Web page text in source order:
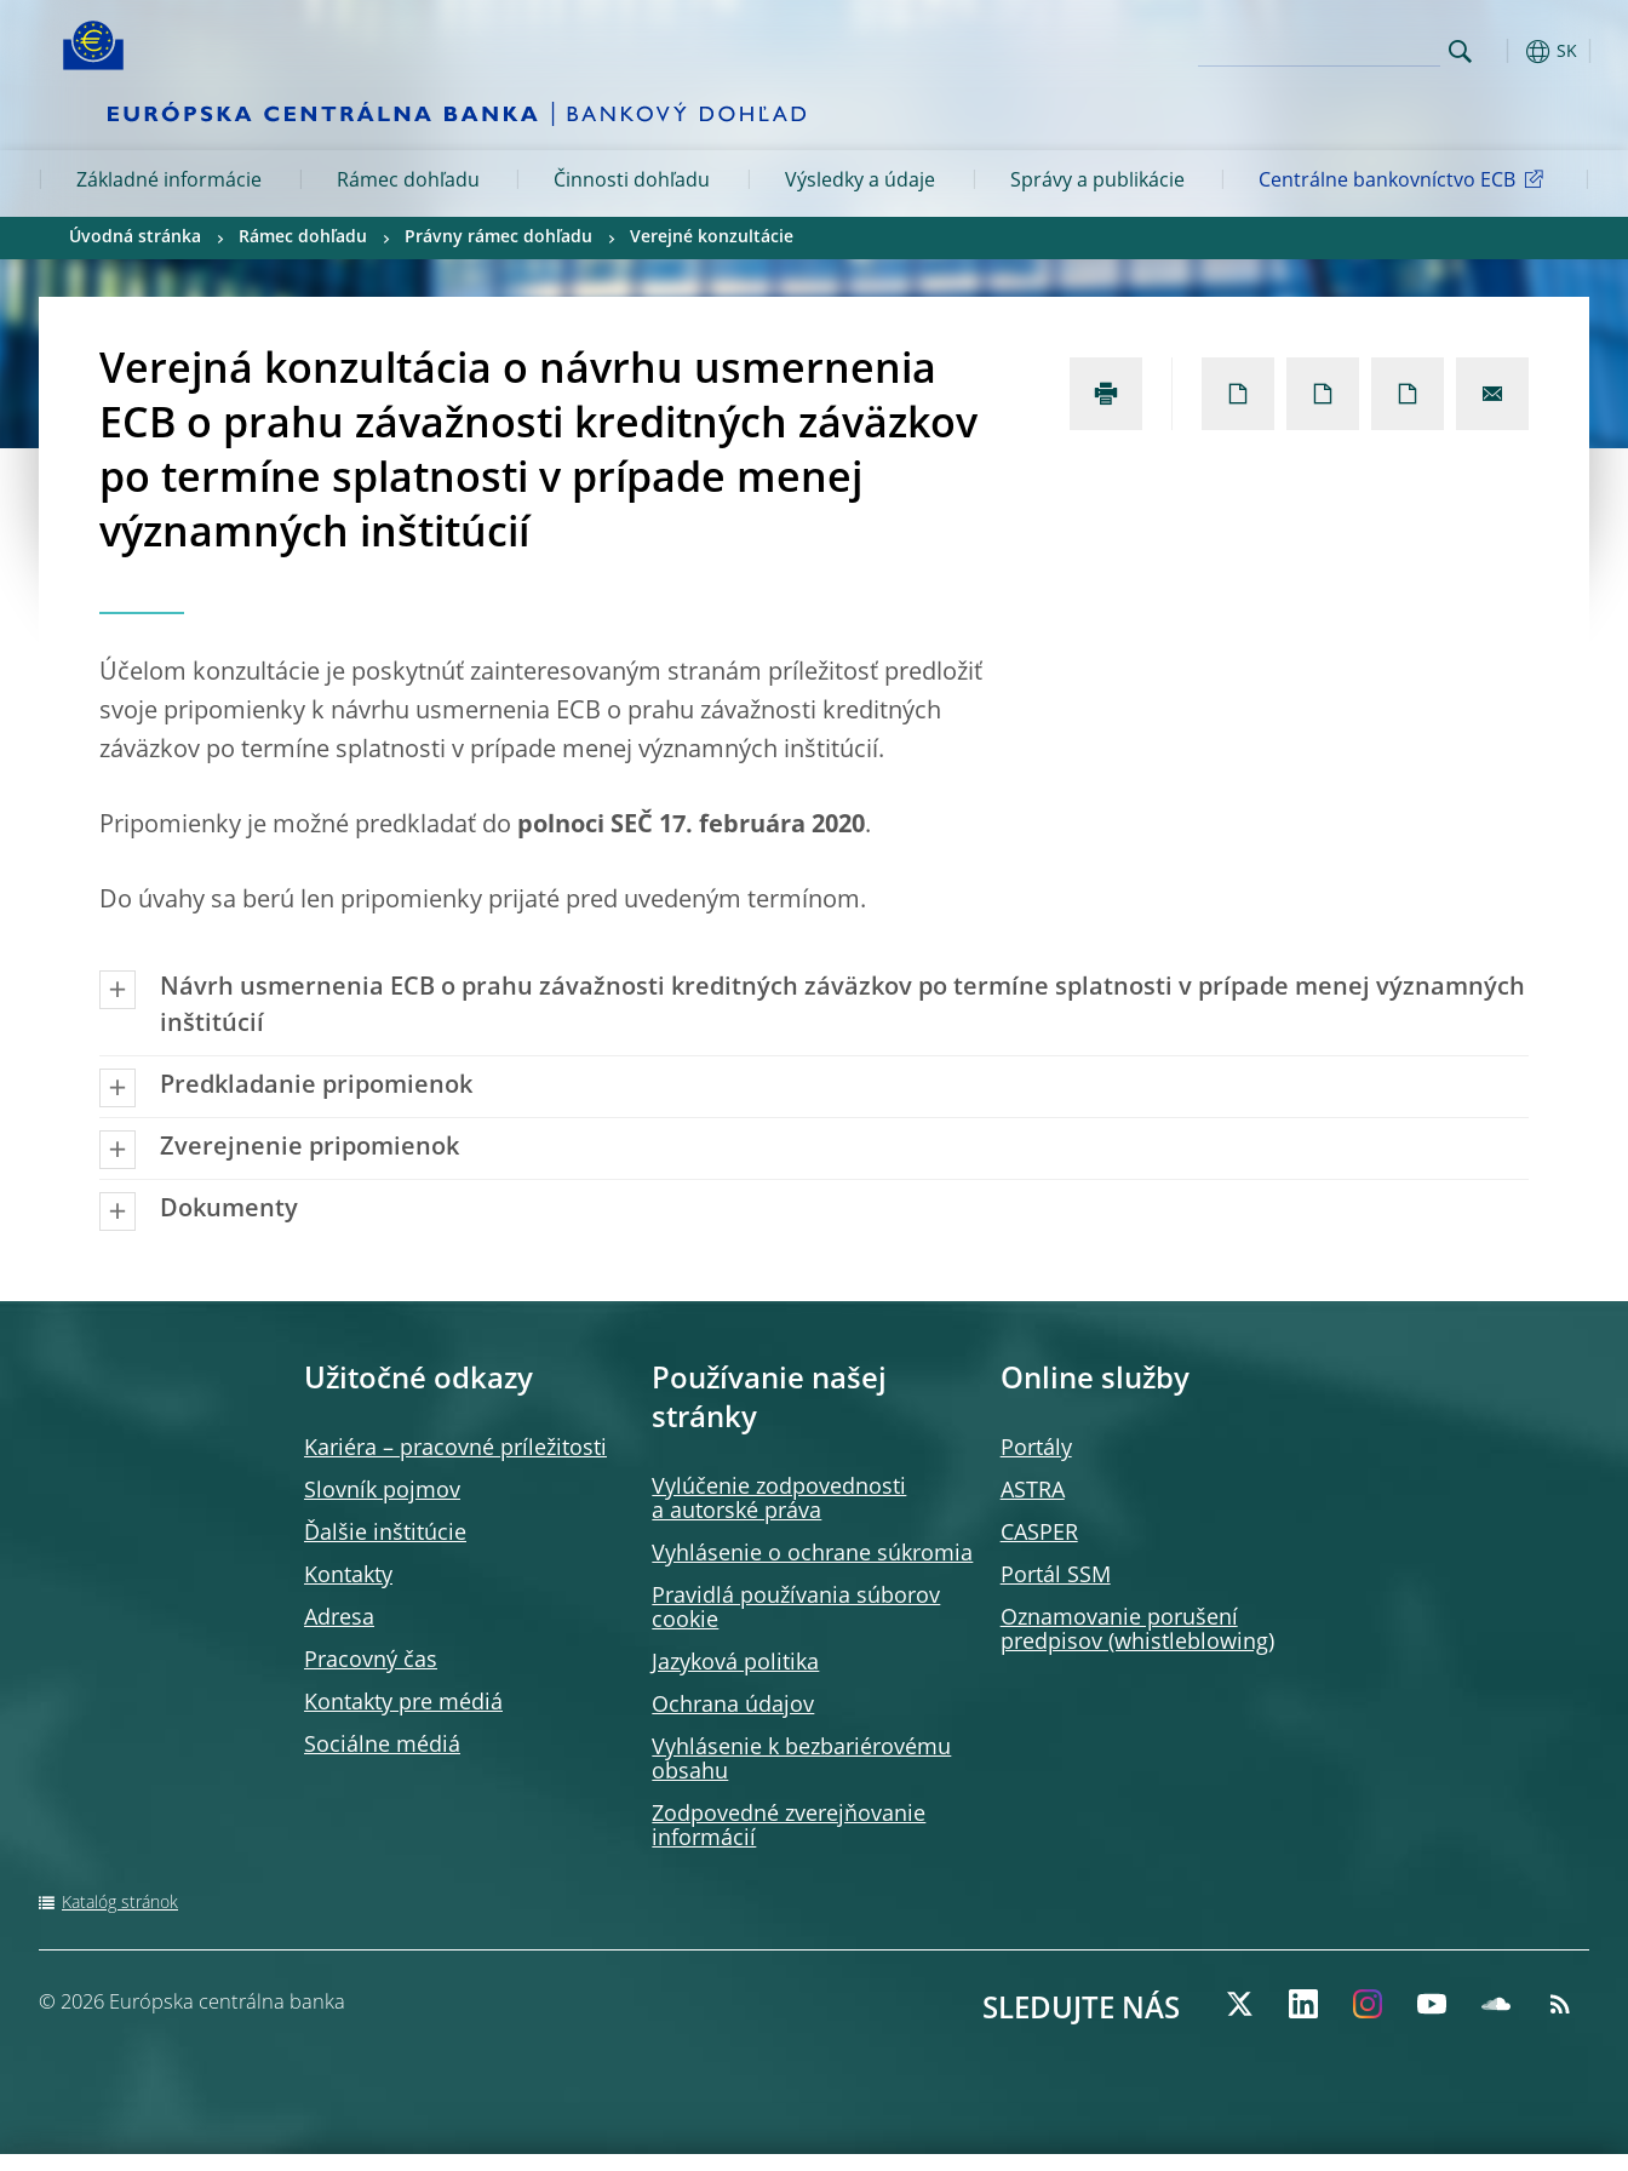
Skip to:
SK
Základné informácie Rámec dohľadu Činnosti dohľadu Výsledky a údaje Správy a publikácie Centrálne bankovníctvo ECB
Úvodná stránka Rámec dohľadu Právny rámec dohľadu Verejné konzultácie
Verejná konzultácia o návrhu usmernenia
ECB o prahu závažnosti kreditných záväzkov
po termíne splatnosti v prípade menej
významných inštitúcií
Účelom konzultácie je poskytnúť zainteresovaným stranám príležitosť predložiť
svoje pripomienky k návrhu usmernenia ECB o prahu závažnosti kreditných
záväzkov po termíne splatnosti v prípade menej významných inštitúcií.
Pripomienky je možné predkladať do polnoci SEČ 17. februára 2020.
Do úvahy sa berú len pripomienky prijaté pred uvedeným termínom.
Návrh usmernenia ECB o prahu závažnosti kreditných záväzkov po termíne splatnosti v prípade menej významných
inštitúcií
Predkladanie pripomienok
Zverejnenie pripomienok
Dokumenty
Užitočné odkazy
Kariéra – pracovné príležitosti
Slovník pojmov
Ďalšie inštitúcie
Kontakty
Adresa
Pracovný čas
Kontakty pre médiá
Sociálne médiá
Používanie našej
stránky
Vylúčenie zodpovednosti
a autorské práva
Vyhlásenie o ochrane súkromia
Pravidlá používania súborov
cookie
Jazyková politika
Ochrana údajov
Vyhlásenie k bezbariérovému
obsahu
Zodpovedné zverejňovanie
informácií
Online služby
Portály
ASTRA
CASPER
Portál SSM
Oznamovanie porušení
predpisov (whistleblowing)
Katalóg stránok
© 2026 Európska centrálna banka SLEDUJTE NÁS